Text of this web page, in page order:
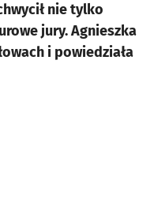
nie tylko
jury. Agnieszka
i powiedziała